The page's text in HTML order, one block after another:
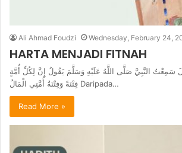
Ali Ahmad Foudzi Wednesday, February 24,
HARTA MENJADI FITNAH
النَّبِيَّ صَلَّى اللَّهُ عَلَيْهِ وَسَلَّمَ يَقُولُ إِنَّ لِكُلِّ أُمَّةٍ
فِتْنَةً وَفِتْنَةُ أُمَّتِي الْمَالُ Daripada…
Read More »